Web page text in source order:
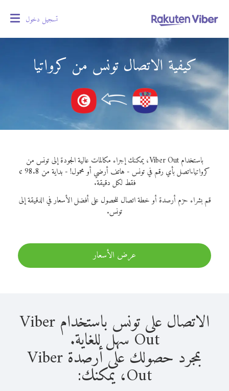
تسجيل دخول
كيفية الاتصال تونس من كرواتيا
باستخدام Viber Out، يمكنك إجراء مكالمات عالية الجودة إلى تونس من
كرواتيا.
اتصل بأي رقم في تونس - هاتف أرضي أو محمول! - بداية من 98.8 ¢
فقط لكل دقيقة.
قم بشراء حزم أرصدة أو خطة اتصال للحصول على أفضل الأسعار في الدقيقة إلى
تونس.
عرض الأسعار
الاتصال على تونس باستخدام Viber
Out سهل للغاية.
بمجرد حصولك على أرصدة Viber
Out، يمكنك: